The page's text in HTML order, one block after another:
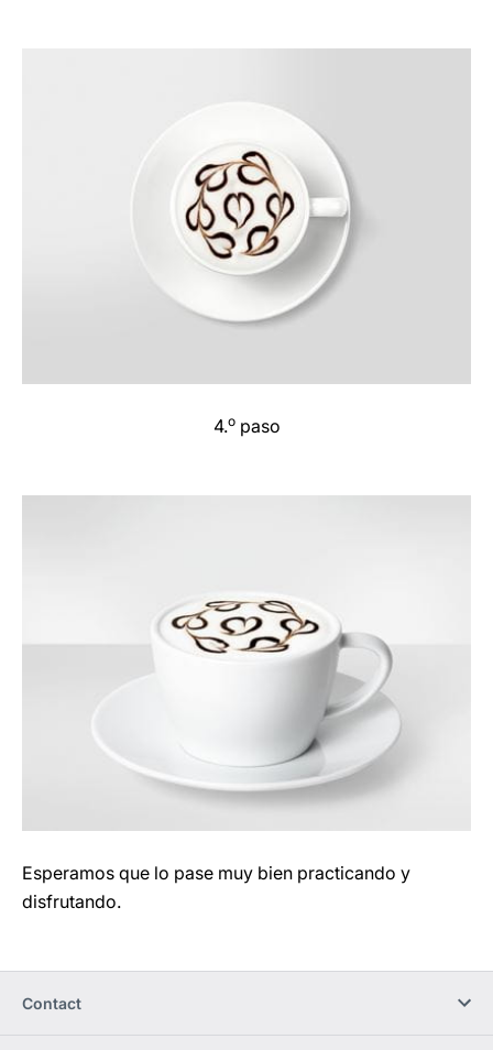
4.opaso
Esperamos que lo pase muy bien practicando y
disfrutando.
Contact